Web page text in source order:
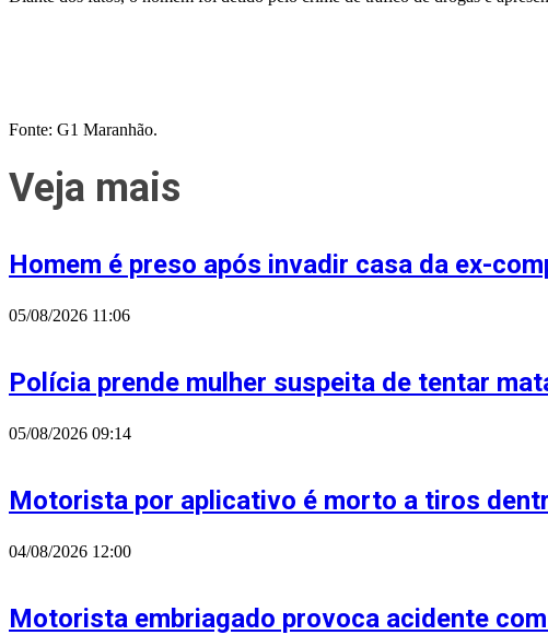
Fonte: G1 Maranhão.
Veja mais
Homem é preso após invadir casa da ex-
05/08/2026 11:06
Polícia prende mulher suspeita de tentar
05/08/2026 09:14
Motorista por aplicativo é morto a tiros
04/08/2026 12:00
Motorista embriagado provoca acidente